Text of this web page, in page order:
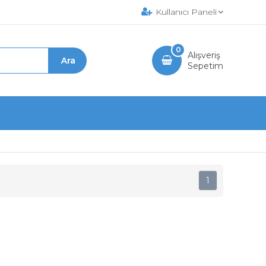
Kullanıcı Paneli
Alışveriş
Sepetim
0
1